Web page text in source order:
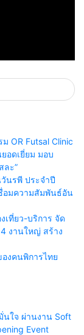
OR Futsal Clinic
อดเยี่ยม มอบ
ละ”
นรพี ประจำปี
อมความสัมพันธ์อัน
เที่ยว-บริการ จัด
งานใหญ่ สร้าง
งคนพิการไทย
นใจ ผ่านงาน Soft
Event